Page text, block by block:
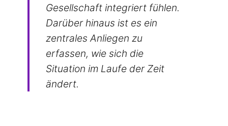
Gesellschaft integriert fühlen.
Darüber hinaus ist es ein
zentrales Anliegen zu
erfassen, wie sich die
Situation im Laufe der Zeit
ändert.